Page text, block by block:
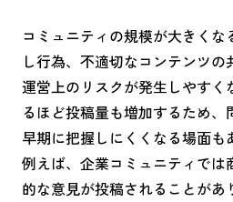
コミュニティの規模が大きくな
し行為、不適切なコンテンツの
運営上のリスクが発生しやすく
るほど投稿量も増加するため、
早期に把握しにくくなる場面も
例えば、企業コミュニティでは
的な意見が投稿されることがあ